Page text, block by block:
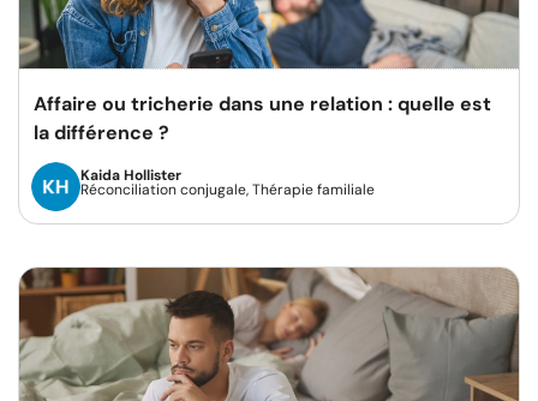
Affaire ou tricherie dans une relation : quelle est
la différence ?
Kaida Hollister
Réconciliation conjugale, Thérapie familiale